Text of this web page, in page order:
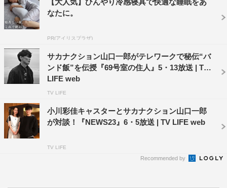
【大人気】ひんやり冷感寝具で快適な睡眠をあ
なたに。
PR(アイリスプラザ)
サカナクション山口一郎がテレワークで秘伝“バ
ンド飯”を伝授『69号室の住人』5・13放送 | TV
LIFE web
TV LIFE
小川彩佳キャスターとサカナクション山口一郎
が対談！『NEWS23』6・5放送 | TV LIFE web
TV LIFE
Recommended by